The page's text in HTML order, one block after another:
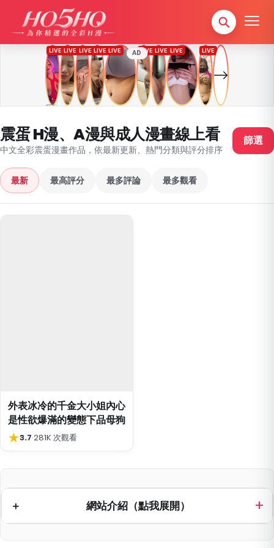
AD
震蛋 H漫、A漫與成人漫畫線上看
中文全彩震蛋漫畫作品，依最新更新、熱門分類與評分排序
篩選
最新 最高評分 最多評論 最多觀看
外表冰冷的千金大小姐內心
是性欲爆滿的變態下品母狗
★3.7·281K 次觀看
網站介紹（點我展開）